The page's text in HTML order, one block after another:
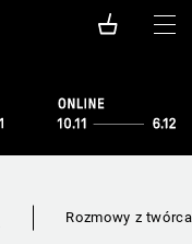
Rozmowy z